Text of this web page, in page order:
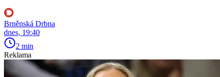
Brněnská Drbna
dnes, 19:40
2 min
Reklama